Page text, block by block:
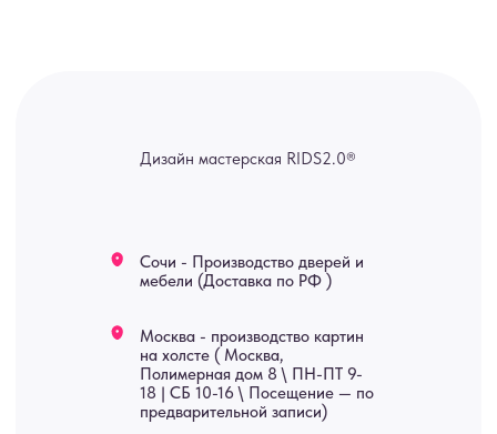
Возврат
Отделка
изделия на заказ
• Согласие на обработку персональных данных